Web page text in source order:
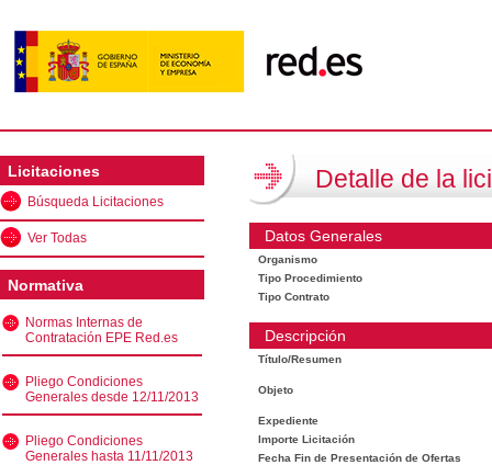
Licitaciones
Búsqueda Licitaciones
Ver Todas
Normativa
Normas Internas de
Contratación EPE Red.es
Pliego Condiciones
Generales desde 12/11/2013
Pliego Condiciones
Generales hasta 11/11/2013
Detalle de la
Datos Generales
Organismo
Tipo Procedimiento
Tipo Contrato
Descripción
Título/Resumen
Objeto
Expediente
Importe Licitación
Fecha Fin de Presentación de Ofertas